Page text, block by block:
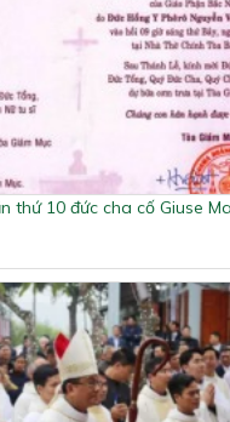
thứ 10 đức cha cố Giuse